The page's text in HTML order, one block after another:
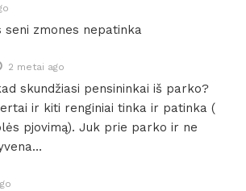
seni zmones nepatinka
2 metai ago
skundžiasi pensininkai iš parko?
ir kiti renginiai tinka ir patinka (
pjovimą). Juk prie parko ir ne